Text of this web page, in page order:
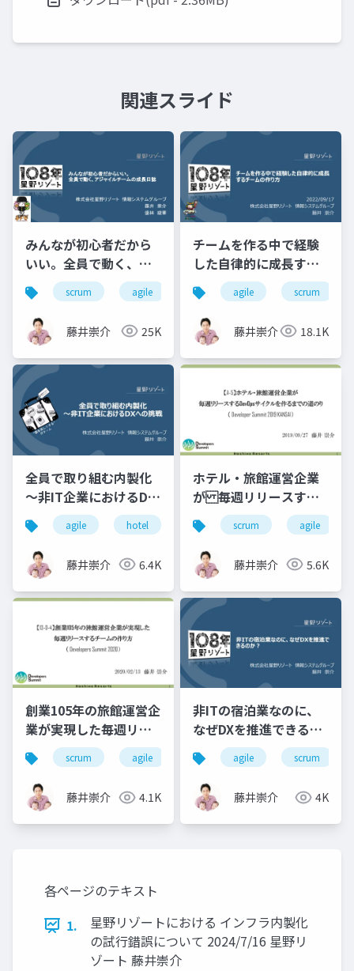
関連スライド
みんなが初心者だから
いい。全員で動く、ア
ジャイルチームの成長
日誌
scrum agile team hotel engineer
藤井崇介 25K
チームを作る中で経験
した自律的に成長する
チームの作り方
agile scrum
藤井崇介 18.1K
全員で取り組む内製化
～非IT企業におけるDX
への挑戦agile hotel dx 内製化 ノーコー
藤井崇介 6.4K
ホテル・旅館運営企業
が 毎週リリースする
DevOpsサイクルを作る
までの道のり
scrum agile
藤井崇介 5.6K
創業105年の旅館運営企
業が実現した毎週リリ
ースするチームの作り
方
scrum agile devsumi devops
藤井崇介 4.1K
非ITの宿泊業なのに、
なぜDXを推進できるの
か？
agile scrum
藤井崇介 4K
各ページのテキスト
1.
星野リゾートにおける インフラ内製化
の試行錯誤について 2024/7/16 星野リ
ゾート 藤井崇介